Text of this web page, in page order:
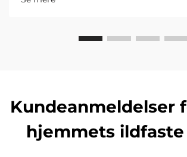
styrke, som Luoyang Furnitopper, en
Kundeanmeldelser
hjemmets ildfaste